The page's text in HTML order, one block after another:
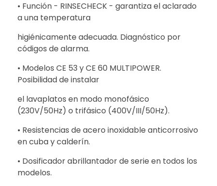
• Función - RINSECHECK - garantiza el aclarado
a una temperatura
higiénicamente adecuada. Diagnóstico por
códigos de alarma.
• Modelos CE 53 y CE 60 MULTIPOWER.
Posibilidad de instalar
el lavaplatos en modo monofásico
(230V/50Hz) o trifásico (400V/III/50Hz).
• Resistencias de acero inoxidable anticorrosivo
en cuba y calderín.
• Dosificador abrillantador de serie en todos los
modelos.